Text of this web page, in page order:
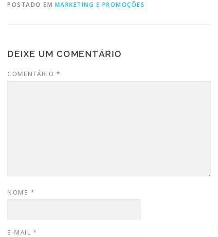
POSTADO EM MARKETING E PROMOÇÕES
DEIXE UM COMENTÁRIO
COMENTÁRIO *
NOME *
E-MAIL *